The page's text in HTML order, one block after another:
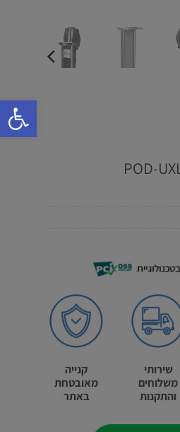
פתח
שירותי
משלוחים
והתקנות
קנייה
מאובטחת
באתר